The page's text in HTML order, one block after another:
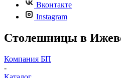
Вконтакте
Instagram
Столешницы в
Компания БП
-